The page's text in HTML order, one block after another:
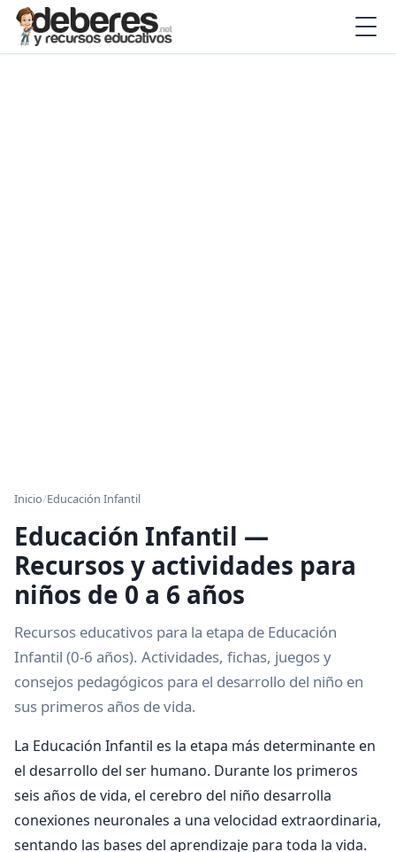
Inicio/Educación Infantil
Educación Infantil —
Recursos y actividades para
niños de 0 a 6 años
Recursos educativos para la etapa de Educación
Infantil (0-6 años). Actividades, fichas, juegos y
consejos pedagógicos para el desarrollo del niño en
sus primeros años de vida.
La Educación Infantil es la etapa más determinante en
el desarrollo del ser humano. Durante los primeros
seis años de vida, el cerebro del niño desarrolla
conexiones neuronales a una velocidad extraordinaria,
sentando las bases del aprendizaje para toda la vida.